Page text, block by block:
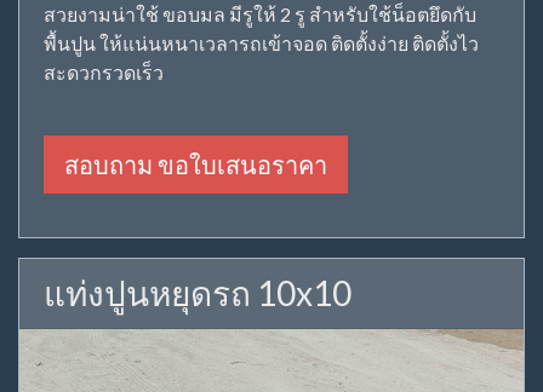
สวยงามน่าใช้ ขอบมล มีรูให้ 2 รู สำหรับใช้น็อตยึดกับ
พื้นปูน ให้แน่นหนาเวลารถเข้าจอด ติดตั้งง่าย ติดตั้งไว
สะดวกรวดเร็ว
สอบถาม ขอใบเสนอราคา
แท่งปูนหยุดรถ 10x10